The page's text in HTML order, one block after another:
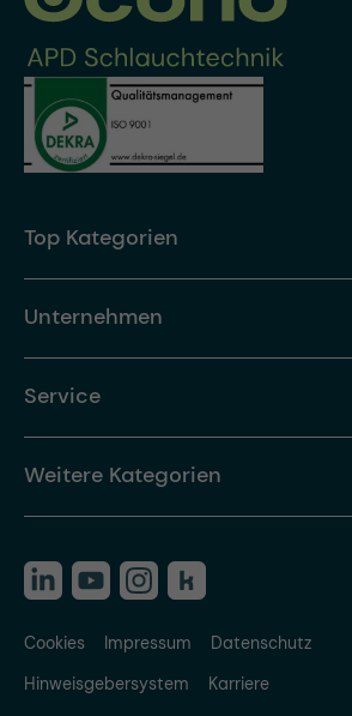
Top Kategorien
Unternehmen
Service
Weitere Kategorien
Cookies Impressum
Datenschutz
Hinweisgebersystem
Karriere